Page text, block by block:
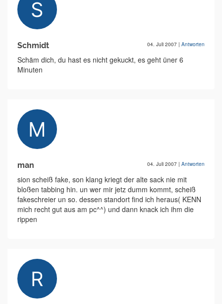
Schmidt 04. Juli 2007 | Antworten
Schäm dich, du hast es nicht gekuckt, es geht üner 6
Minuten
man 04. Juli 2007 | Antworten
sion scheiß fake, son klang kriegt der alte sack nie mit
bloßen tabbing hin. un wer mir jetz dumm kommt, scheiß
fakeschreier un so. dessen standort find ich heraus( KENN
mich recht gut aus am pc^^) und dann knack ich ihm die
rippen